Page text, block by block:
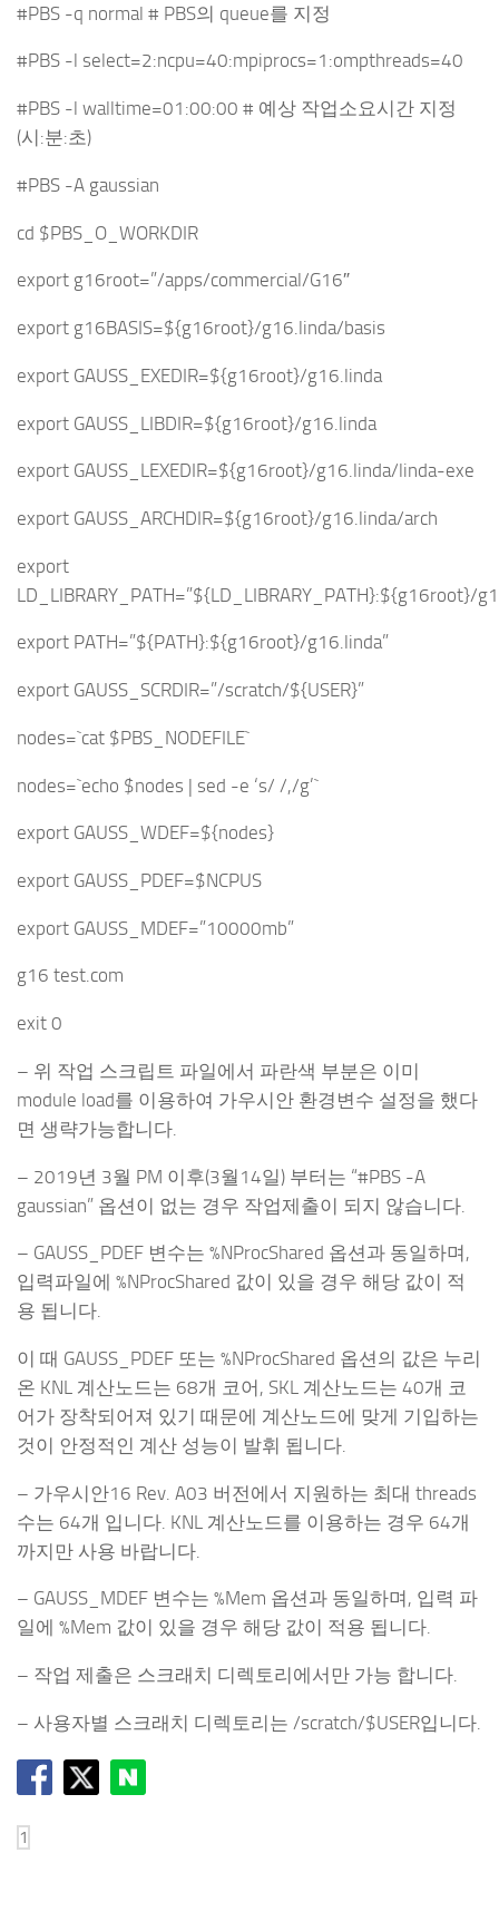
#PBS -q normal # PBS의 queue를 지정
#PBS -l select=2:ncpu=40:mpiprocs=1:ompthreads=40
#PBS -l walltime=01:00:00 # 예상 작업소요시간 지정
(시:분:초)
#PBS -A gaussian
cd $PBS_O_WORKDIR
export g16root=”/apps/commercial/G16″
export g16BASIS=${g16root}/g16.linda/basis
export GAUSS_EXEDIR=${g16root}/g16.linda
export GAUSS_LIBDIR=${g16root}/g16.linda
export GAUSS_LEXEDIR=${g16root}/g16.linda/linda-exe
export GAUSS_ARCHDIR=${g16root}/g16.linda/arch
export
LD_LIBRARY_PATH=”${LD_LIBRARY_PATH}:${g16root}/
export PATH=”${PATH}:${g16root}/g16.linda”
export GAUSS_SCRDIR=”/scratch/${USER}”
nodes=`cat $PBS_NODEFILE`
nodes=`echo $nodes | sed -e ‘s/ /,/g’`
export GAUSS_WDEF=${nodes}
export GAUSS_PDEF=$NCPUS
export GAUSS_MDEF=”10000mb”
g16 test.com
exit 0
– 위 작업 스크립트 파일에서 파란색 부분은 이미
module load를 이용하여 가우시안 환경변수 설정을 했다
면 생략가능합니다.
– 2019년 3월 PM 이후(3월14일) 부터는 “#PBS -A
gaussian” 옵션이 없는 경우 작업제출이 되지 않습니다.
– GAUSS_PDEF 변수는 %NProcShared 옵션과 동일하며,
입력파일에 %NProcShared 값이 있을 경우 해당 값이 적
용 됩니다.
이 때 GAUSS_PDEF 또는 %NProcShared 옵션의 값은 누리
온 KNL 계산노드는 68개 코어, SKL 계산노드는 40개 코
어가 장착되어져 있기 때문에 계산노드에 맞게 기입하는
것이 안정적인 계산 성능이 발휘 됩니다.
– 가우시안16 Rev. A03 버전에서 지원하는 최대 threads
수는 64개 입니다. KNL 계산노드를 이용하는 경우 64개
까지만 사용 바랍니다.
– GAUSS_MDEF 변수는 %Mem 옵션과 동일하며, 입력 파
일에 %Mem 값이 있을 경우 해당 값이 적용 됩니다.
– 작업 제출은 스크래치 디렉토리에서만 가능 합니다.
– 사용자별 스크래치 디렉토리는 /scratch/$USER입니다.